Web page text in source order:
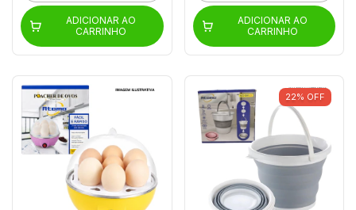
ADICIONAR AO
CARRINHO
ADICIONAR AO
CARRINHO
22% OFF